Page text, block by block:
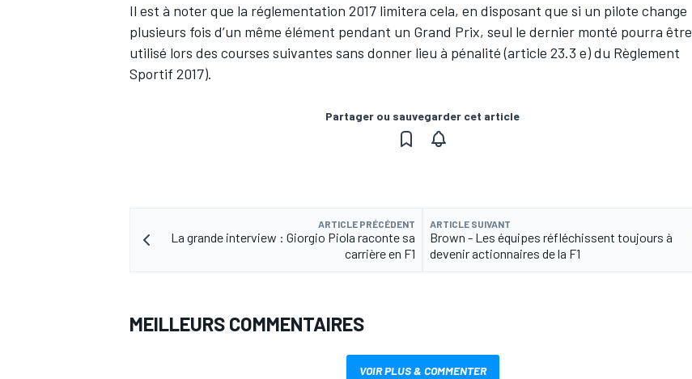
Il est à noter que la réglementation 2017 limitera cela, en disposant que si un pilote change
plusieurs fois d’un même élément pendant un Grand Prix, seul le dernier monté pourra être
utilisé lors des courses suivantes sans donner lieu à pénalité (article 23.3 e) du Règlement
Sportif 2017).
Partager ou sauvegarder cet article
ARTICLE PRÉCÉDENT
La grande interview : Giorgio Piola raconte sa
carrière en F1
ARTICLE SUIVANT
Brown - Les équipes réfléchissent toujours à
devenir actionnaires de la F1
MEILLEURS COMMENTAIRES
VOIR PLUS & COMMENTER